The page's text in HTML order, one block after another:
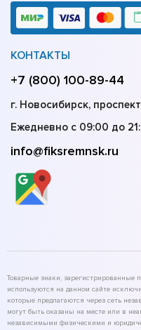
КОНТАКТЫ
+7 (800) 100-89-44
г. Новосибирск,
Ежедневно с 09:00 до
info@fiksremnsk.ru
Товарные знаки, зарегистрированные
используются на данном сайте
которые предлагаются через сеть
могут быть оказаны на месте или в
независимыми физическими и